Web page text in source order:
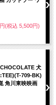
(税込 5,500円)
犬
709-BK)
角川東映映画